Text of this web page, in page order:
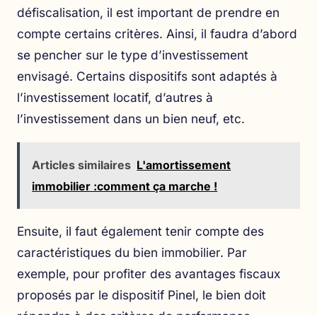
défiscalisation, il est important de prendre en
compte certains critères. Ainsi, il faudra d’abord
se pencher sur le type d’investissement
envisagé. Certains dispositifs sont adaptés à
l’investissement locatif, d’autres à
l’investissement dans un bien neuf, etc.
Articles similaires L'amortissement
immobilier :comment ça marche !
Ensuite, il faut également tenir compte des
caractéristiques du bien immobilier. Par
exemple, pour profiter des avantages fiscaux
proposés par le dispositif Pinel, le bien doit